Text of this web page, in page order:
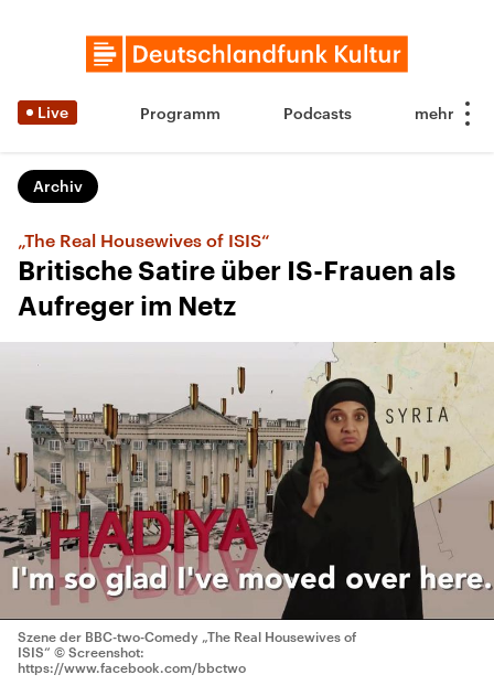
Live Programm Podcasts
Archiv
„The Real Housewives of ISIS“
Britische Satire über IS-Frauen als
Aufreger im Netz
Szene der BBC-two-Comedy „The Real Housewives of
ISIS“ © Screenshot:
https://www.facebook.com/bbctwo